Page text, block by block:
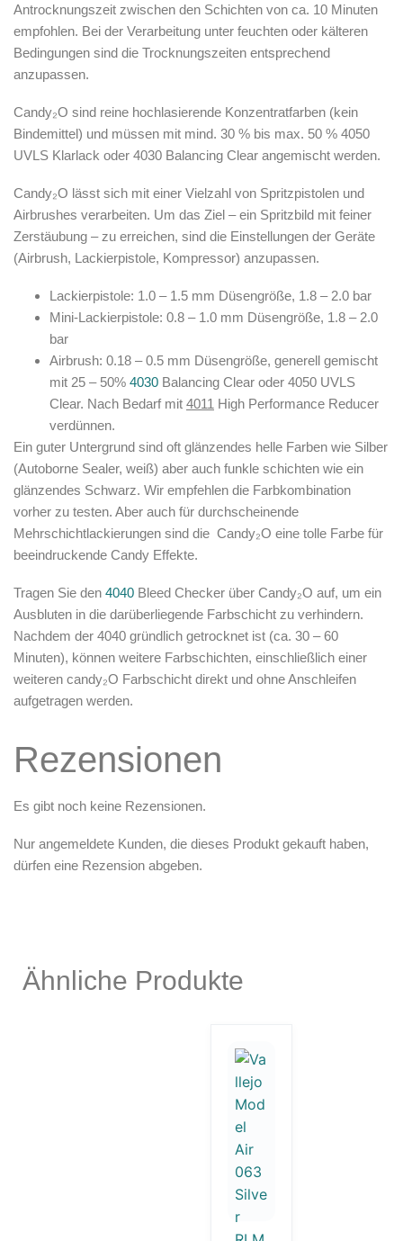
Antrocknungszeit zwischen den Schichten von ca. 10 Minuten
empfohlen. Bei der Verarbeitung unter feuchten oder kälteren
Bedingungen sind die Trocknungszeiten entsprechend
anzupassen.
Candy₂O sind reine hochlasierende Konzentratfarben (kein
Bindemittel) und müssen mit mind. 30 % bis max. 50 % 4050
UVLS Klarlack oder 4030 Balancing Clear angemischt werden.
Candy₂O lässt sich mit einer Vielzahl von Spritzpistolen und
Airbrushes verarbeiten. Um das Ziel – ein Spritzbild mit feiner
Zerstäubung – zu erreichen, sind die Einstellungen der Geräte
(Airbrush, Lackierpistole, Kompressor) anzupassen.
Lackierpistole: 1.0 – 1.5 mm Düsengröße, 1.8 – 2.0 bar
Mini-Lackierpistole: 0.8 – 1.0 mm Düsengröße, 1.8 – 2.0
bar
Airbrush: 0.18 – 0.5 mm Düsengröße, generell gemischt
mit 25 – 50% 4030 Balancing Clear oder 4050 UVLS
Clear. Nach Bedarf mit 4011 High Performance Reducer
verdünnen.
Ein guter Untergrund sind oft glänzendes helle Farben wie Silber
(Autoborne Sealer, weiß) aber auch funkle schichten wie ein
glänzendes Schwarz. Wir empfehlen die Farbkombination
vorher zu testen. Aber auch für durchscheinende
Mehrschichtlackierungen sind die Candy₂O eine tolle Farbe für
beeindruckende Candy Effekte.
Tragen Sie den 4040 Bleed Checker über Candy₂O auf, um ein
Ausbluten in die darüberliegende Farbschicht zu verhindern.
Nachdem der 4040 gründlich getrocknet ist (ca. 30 – 60
Minuten), können weitere Farbschichten, einschließlich einer
weiteren candy₂O Farbschicht direkt und ohne Anschleifen
aufgetragen werden.
Rezensionen
Es gibt noch keine Rezensionen.
Nur angemeldete Kunden, die dieses Produkt gekauft haben,
dürfen eine Rezension abgeben.
Ähnliche Produkte